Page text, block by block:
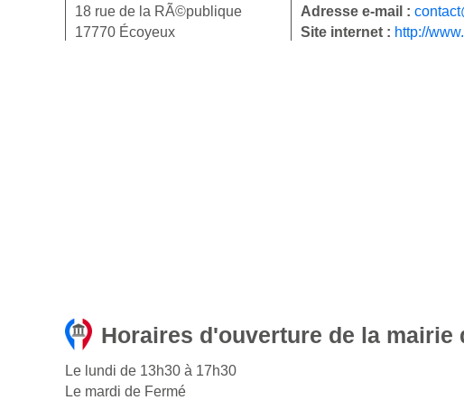
18 rue de la RÃ©publique
17770 Écoyeux
Adresse e-mail :
Site internet : http://
Horaires d'ouverture de la mairie
Le lundi de 13h30 à 17h30
Le mardi de Fermé